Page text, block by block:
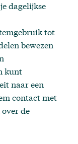
dagelijkse
tot
bewezen
kunt
naar een
contact met
de